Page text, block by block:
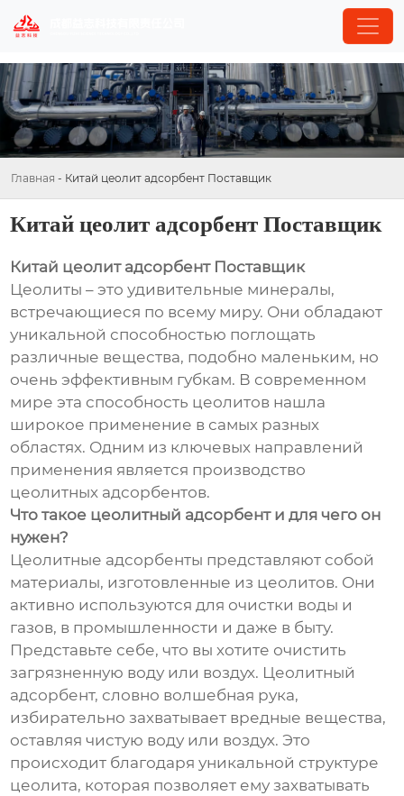
Главная - Китай цеолит адсорбент Поставщик
Китай цеолит адсорбент Поставщик
Китай цеолит адсорбент Поставщик
Цеолиты – это удивительные минералы,
встречающиеся по всему миру. Они обладают
уникальной способностью поглощать
различные вещества, подобно маленьким, но
очень эффективным губкам. В современном
мире эта способность цеолитов нашла
широкое применение в самых разных
областях. Одним из ключевых направлений
применения является производство
цеолитных адсорбентов.
Что такое цеолитный адсорбент и для чего он
нужен?
Цеолитные адсорбенты представляют собой
материалы, изготовленные из цеолитов. Они
активно используются для очистки воды и
газов, в промышленности и даже в быту.
Представьте себе, что вы хотите очистить
загрязненную воду или воздух. Цеолитный
адсорбент, словно волшебная рука,
избирательно захватывает вредные вещества,
оставляя чистую воду или воздух. Это
происходит благодаря уникальной структуре
цеолита, которая позволяет ему захватывать